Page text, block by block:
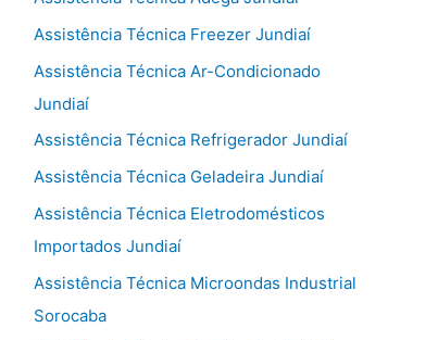
Assistência Técnica Freezer Jundiaí
Assistência Técnica Ar-Condicionado
Jundiaí
Assistência Técnica Refrigerador Jundiaí
Assistência Técnica Geladeira Jundiaí
Assistência Técnica Eletrodomésticos
Importados Jundiaí
Assistência Técnica Microondas Industrial
Sorocaba